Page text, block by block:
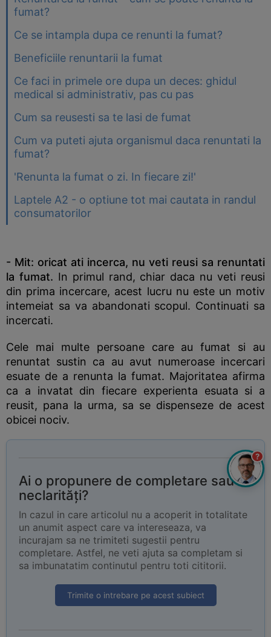
fumat?
Ce se intampla dupa ce renunti la fumat?
Beneficiile renuntarii la fumat
Ce faci in primele ore dupa un deces: ghidul
medical si administrativ, pas cu pas
Cum sa reusesti sa te lasi de fumat
Cum va puteti ajuta organismul daca renuntati la
fumat?
'Renunta la fumat o zi. In fiecare zi!'
Laptele A2 - o optiune tot mai cautata in randul
consumatorilor
- Mit: oricat ati incerca, nu veti reusi sa renuntati
la fumat. In primul rand, chiar daca nu veti reusi
din prima incercare, acest lucru nu este un motiv
intemeiat sa va abandonati scopul. Continuati sa
incercati.
Cele mai multe persoane care au fumat si au
renuntat sustin ca au avut numeroase incercari
esuate de a renunta la fumat. Majoritatea afirma
ca a invatat din fiecare experienta esuata si a
reusit, pana la urma, sa se dispenseze de acest
obicei nociv.
Ai o propunere de completare sau
neclarități?
In cazul in care articolul nu a acoperit in totalitate
un anumit aspect care va intereseaza, va
incurajam sa ne trimiteti sugestii pentru
completare. Astfel, ne veti ajuta sa completam si
sa imbunatatim continutul pentru toti cititorii.
Trimite o intrebare pe acest subiect
?